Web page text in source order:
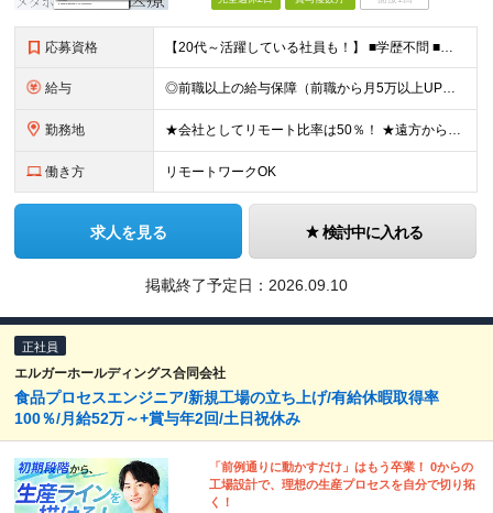
応募資格 【20代～活躍している社員も！】 ■学歴不問 ■以下のいずれかの専門知識をお持ちの方 ・バイオインフォマティクス ・メディカルインフォマティクス ・医療／ライフサイエンス ◎下記へ興味のある方も大歓
給与 ◎前職以上の給与保障（前職から月5万以上UPの実例複数あり） ■想定年収500～1000万円（月給制もしくは年俸制にて選択可） ■月給35万円～＋賞与（給与制／メンバーのみ）＋業績賞与（15期以上連続
勤務地 ★会社としてリモート比率は50％！ ★遠方からの応募OK！働き方も随時相談に乗ります ■本社 東京都千代田区麹町4-2 麹町ミッドスクエア4F ◎2024年12月に移転したばかりのキレイなオフィス！
働き方 リモートワークOK
求人を見る 検討中に入れる
掲載終了予定日： 2026.09.10
正社員
エルガーホールディングス合同会社
食品プロセスエンジニア/新規工場の立ち上げ/有給休暇取得率
100％/月給52万～+賞与年2回/土日祝休み
「前例通りに動かすだけ」はもう卒業！ 0からの
工場設計で、理想の生産プロセスを自分で切り拓
く！